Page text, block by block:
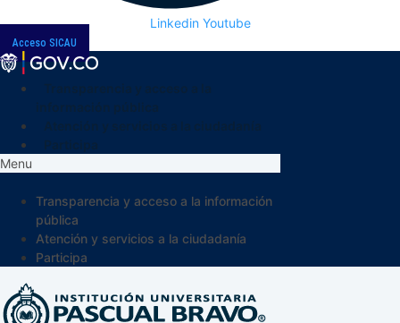
Linkedin Youtube
Acceso SICAU
Menu
Transparencia y acceso a la información
pública
Atención y servicios a la ciudadanía
Participa